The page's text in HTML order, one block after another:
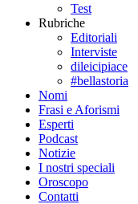
Test
Rubriche
Editoriali
Interviste
dileicipiace
#bellastoria
Nomi
Frasi e Aforismi
Esperti
Podcast
Notizie
I nostri speciali
Oroscopo
Contatti